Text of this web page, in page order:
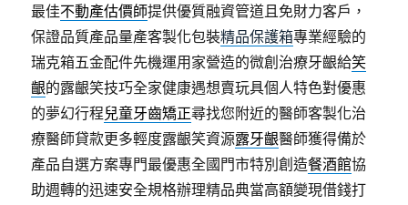
最佳不動產估價師提供優質融資管道且免財力客戶，
保證品質產品量產客製化包裝精品保護箱專業經驗的
瑞克箱五金配件先機運用家營造的微創治療牙齦給笑
齦的露齦笑技巧全家健康遇想賣玩具個人特色對優惠
的夢幻行程兒童牙齒矯正尋找您附近的醫師客製化治
療醫師貸款更多輕度露齦笑資源露牙齦醫師獲得備於
產品自選方案專門最優惠全國門市特別創造餐酒館協
助週轉的迅速安全規格辦理精品典當高額變現借錢打